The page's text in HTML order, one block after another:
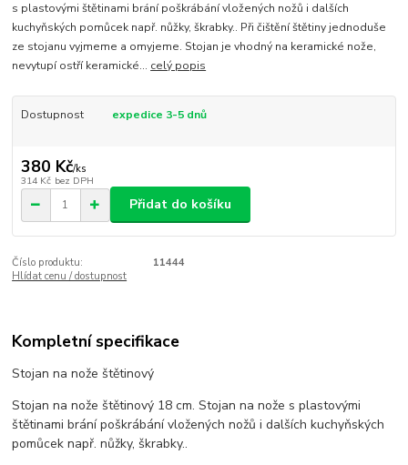
s plastovými štětinami brání poškrábání vložených nožů i dalších
kuchyňských pomůcek např. nůžky, škrabky.. Při čištění štětiny jednoduše
ze stojanu vyjmeme a omyjeme. Stojan je vhodný na keramické nože,
nevytupí ostří keramické... celý popis
Dostupnost expedice 3-5 dnů
380 Kč/ks
314 Kč bez DPH
Přidat do košíku
Číslo produktu:
11444
Hlídat cenu / dostupnost
Kompletní specifikace
Stojan na nože štětinový
Stojan na nože štětinový 18 cm. Stojan na nože s plastovými
štětinami brání poškrábání vložených nožů i dalších kuchyňských
pomůcek např. nůžky, škrabky..